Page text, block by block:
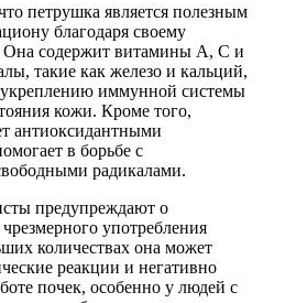
петрушка является полезным
благодаря своему
Она содержит витамины A, C и
такие как железо и кальций,
укреплению иммунной системы
кожи. Кроме того,
антиоксидантными
в борьбе с
радикалами.
предупреждают о
употребления
количествах она может
реакции и негативно
почек, особенно у людей с